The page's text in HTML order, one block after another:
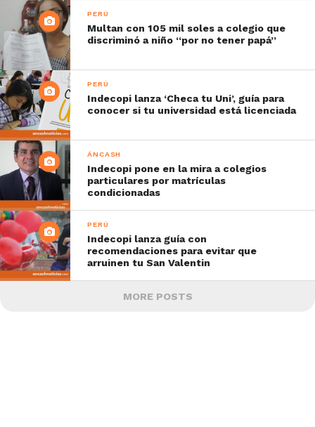
PERÚ
Multan con 105 mil soles a colegio que
discriminó a niño “por no tener papá”
PERÚ
Indecopi lanza ‘Checa tu Uni’, guía para
conocer si tu universidad está licenciada
ÁNCASH
Indecopi pone en la mira a colegios
particulares por matrículas
condicionadas
PERÚ
Indecopi lanza guía con
recomendaciones para evitar que
arruinen tu San Valentin
MORE POSTS